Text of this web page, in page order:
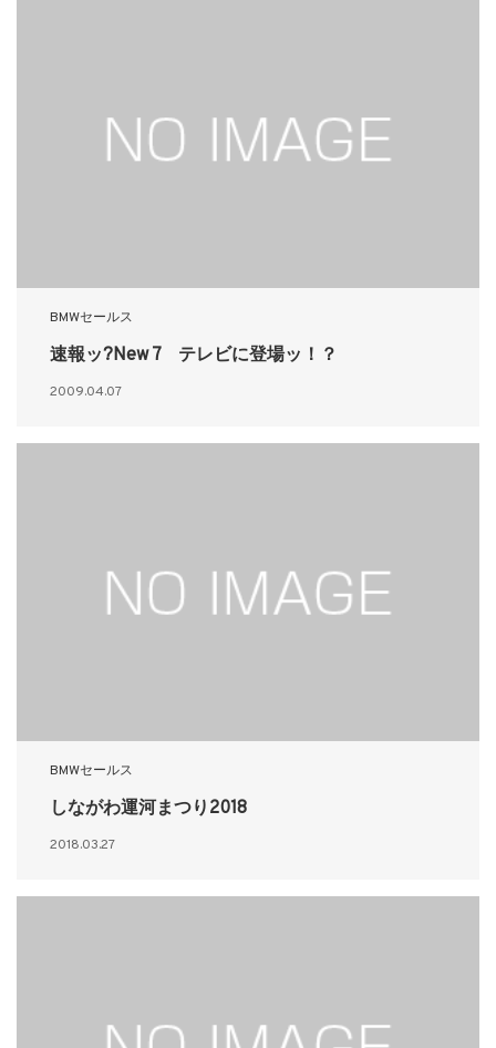
BMWセールス
速報ッ?New 7 テレビに登場ッ！？
2009.04.07
BMWセールス
しながわ運河まつり2018
2018.03.27